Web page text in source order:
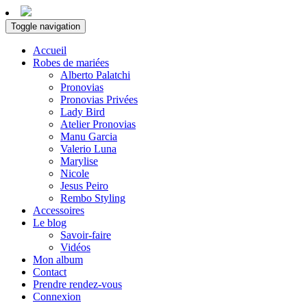
Toggle navigation
Accueil
Robes de mariées
Alberto Palatchi
Pronovias
Pronovias Privées
Lady Bird
Atelier Pronovias
Manu Garcia
Valerio Luna
Marylise
Nicole
Jesus Peiro
Rembo Styling
Accessoires
Le blog
Savoir-faire
Vidéos
Mon album
Contact
Prendre rendez-vous
Connexion